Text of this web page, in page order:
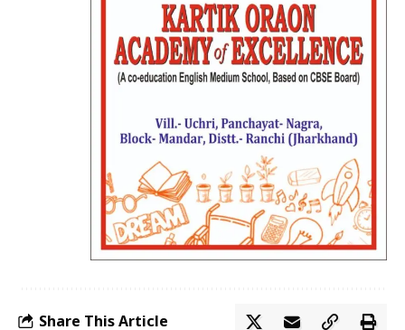
Share This Article